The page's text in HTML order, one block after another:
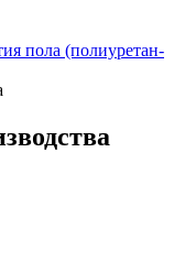
пола (полиуретан-